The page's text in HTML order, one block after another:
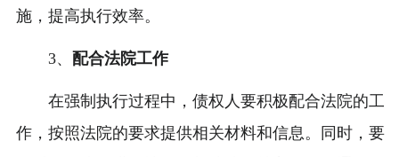
施，提高执行效率。
3、 配合法院工作
在强制执行过程中，债权人要积极配合法院的工
作，按照法院的要求提供相关材料和信息。同时，要